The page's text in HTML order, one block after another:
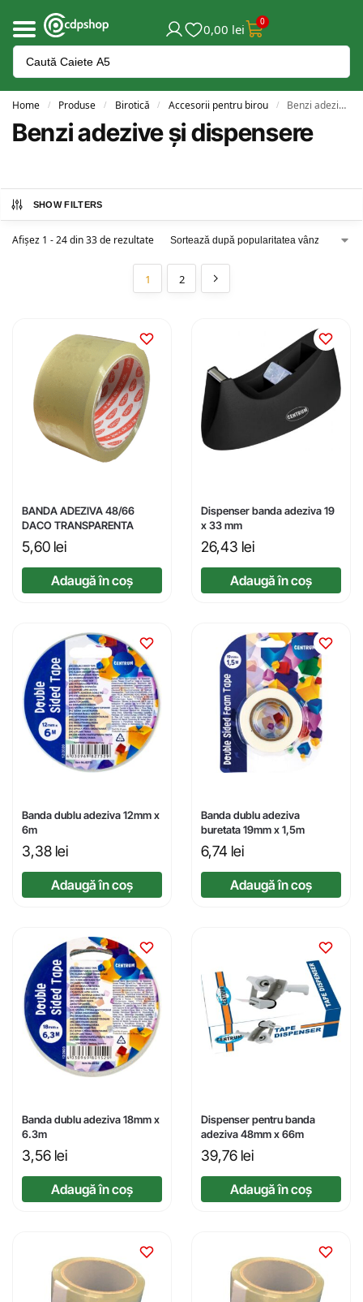
0,00 lei 0
Home / Produse / Birotică / Accesorii pentru birou / Benzi adezive și dispensere
Benzi adezive și dispensere
SHOW FILTERS
Afișez 1 - 24 din 33 de rezultate
1 2
BANDA ADEZIVA 48/66
DACO TRANSPARENTA
5,60 lei
Adaugă în coș
Dispenser banda adeziva 19
x 33 mm
26,43 lei
Adaugă în coș
Banda dublu adeziva 12mm x
6m
3,38 lei
Adaugă în coș
Banda dublu adeziva
buretata 19mm x 1,5m
6,74 lei
Adaugă în coș
Banda dublu adeziva 18mm x
6.3m
3,56 lei
Adaugă în coș
Dispenser pentru banda
adeziva 48mm x 66m
39,76 lei
Adaugă în coș